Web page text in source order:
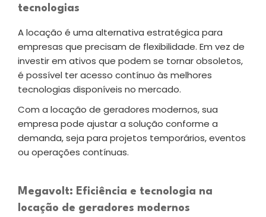
tecnologias
A locação é uma alternativa estratégica para
empresas que precisam de flexibilidade. Em vez de
investir em ativos que podem se tornar obsoletos,
é possível ter acesso contínuo às melhores
tecnologias disponíveis no mercado.
Com a locação de geradores modernos, sua
empresa pode ajustar a solução conforme a
demanda, seja para projetos temporários, eventos
ou operações contínuas.
Megavolt: Eficiência e tecnologia na
locação de geradores modernos